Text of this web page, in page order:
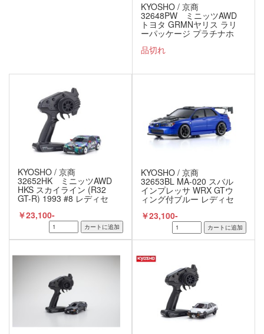
KYOSHO / 京商
32648PW ミニッツAWD
トヨタ GRMNヤリス ラリ
ーパッケージ プラチナホ
ィセット
品切れ
KYOSHO / 京商
32652HK ミニッツAWD
HKS スカイライン (R32
GT-R) 1993 #8 レディセ
￥23,100-
KYOSHO / 京商
32653BL MA-020 スバル
インプレッサ WRX GTウ
ィング付ブルー レディセ
￥23,100-